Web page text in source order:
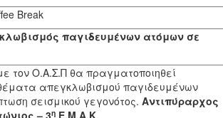
Break
παγιδευμένων ατόμων σε
τον Ο.Α.Σ.Π θα πραγματοποιηθεί
απεγκλωβισμού παγιδευμένων
σεισμικού γεγονότος. Αντιπύραρχος
– 3ηΕ.Μ.Α.Κ.